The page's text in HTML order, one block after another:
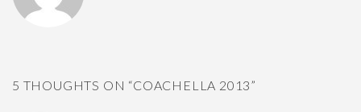
5 THOUGHTS ON “COACHELLA 2013”